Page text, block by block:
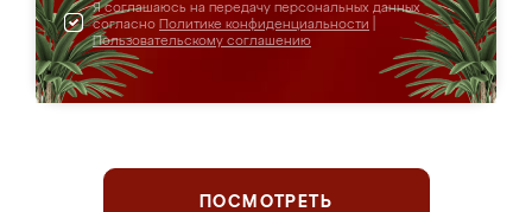
Я соглашаюсь на передачу персональных данных
согласно Политике конфиденциальности
Пользовательскому соглашению
ПОСМОТРЕТЬ